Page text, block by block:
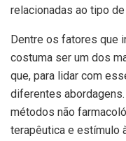
relacionadas ao tipo de
Dentre os fatores que
costuma ser um dos
que, para lidar com
diferentes
métodos não
terapêutica e estímulo